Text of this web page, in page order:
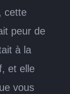
cette
peur de
à la
et elle
vous